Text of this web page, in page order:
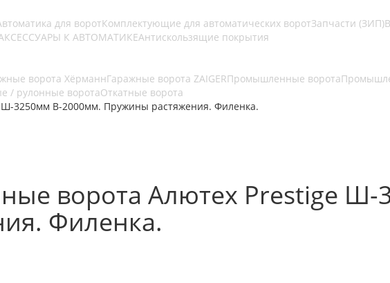
для воротКомплектующие для автоматических воротЗапчасти (ЗИП)
К АВТОМАТИКЕАнтискользящие покрытия
ворота ХёрманнГаражные ворота ZAIGERПромышленные ворота
/ рулонные воротаОткатные ворота
3250мм В-2000мм. Пружины растяжения. Филенка.
ворота Алютех Prestige
Филенка.